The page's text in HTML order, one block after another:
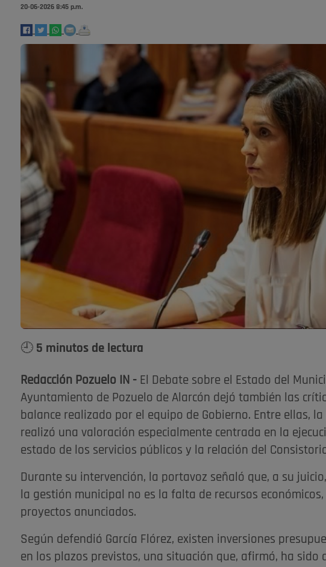
20-06-2026 8:45 p.m.
🕘 5 minutos de lectura
Redacción Pozuelo IN - El Debate sobre el Estado del
Ayuntamiento de Pozuelo de Alarcón dejó también las
balance realizado por el equipo de Gobierno. Entre ellas,
realizó una valoración especialmente centrada en la
estado de los servicios públicos y la relación del
Durante su intervención, la portavoz señaló que, a su
la gestión municipal no es la falta de recursos
proyectos anunciados.
Según defendió García Flórez, existen inversiones
en los plazos previstos, una situación que, afirmó, ha